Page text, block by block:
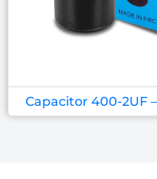
Capacitor 400-2UF